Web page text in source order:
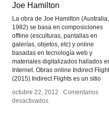
Joe Hamilton
La obra de Joe Hamilton (Australia,
1982) se basa en composiciones
offline (esculturas, pantallas en
galerías, objetos, etc) y online
basadas en tecnología web y
materiales digitalizados hallados
Internet. Obras online Indirect
(2015) Indirect Flights es un sitio
octubre 22, 2012 / Comentarios
desactivadosen
Joe Hamilton
octubre 22, 2012 / Comentarios
desactivadosen